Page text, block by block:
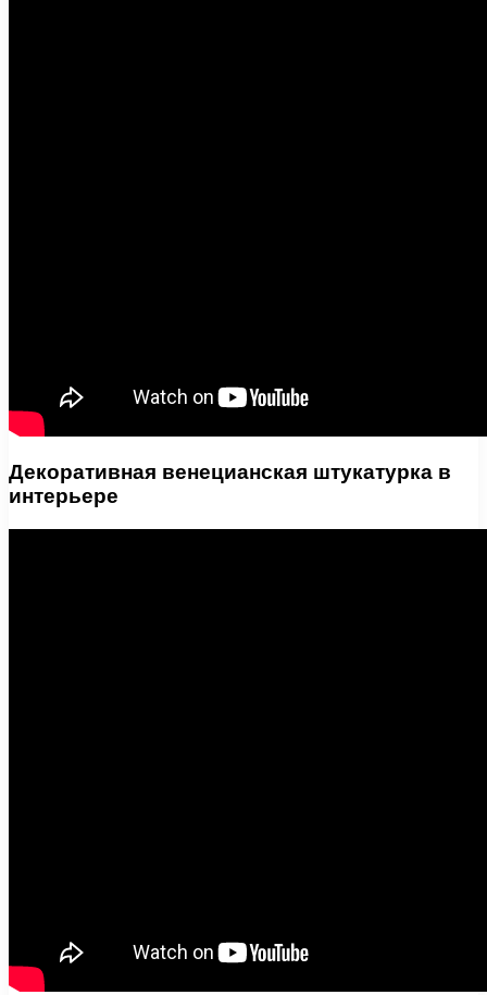
Декоративная венецианская штукатурка в
интерьере